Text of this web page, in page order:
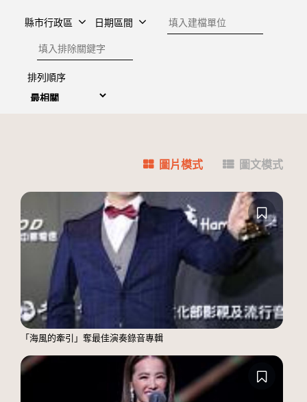
縣市行政區 日期區間
建檔單位
排除關鍵字
排列順序
圖片模式 圖文模式
「海風的牽引」奪最佳演奏錄音專輯